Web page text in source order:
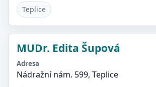
Teplice
MUDr. Edita Šupová
Adresa
Nádražní nám. 599, Teplice